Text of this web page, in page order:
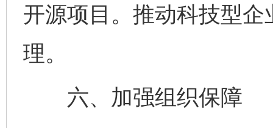
开源项目。推动科技型企
理。
六、加强组织保障